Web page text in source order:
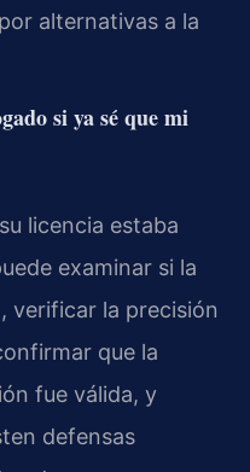
alternativas a la
si ya sé que mi
licencia estaba
examinar si la
verificar la precisión
que la
fue válida, y
defensas